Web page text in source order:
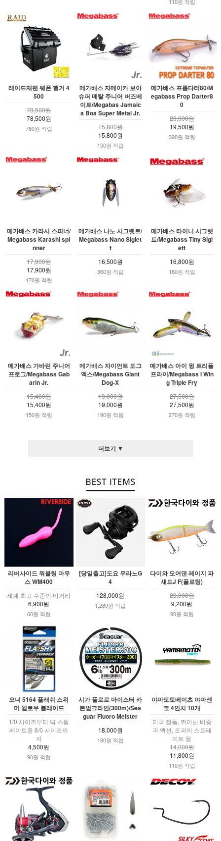
110원 적립
레이드재팬 웨폰 행거 4
500
78,500원
78,500원
780원 적립
메가배스 자메이카 보아
슈퍼 메탈 주니어 버즈베
이트/Megabas Jamaic
a Boa Super Metal Jr.
15,800원
15,800원
150원 적립
메가배스 프롭다터80/M
egabass Prop Darter8
0
20,000원
19,500원
390원 적립
메가배스 카라시 스피너/
Megabass Karashi spi
nner
17,900원
17,900원
170원 적립
메가배스 나노 시그렛트/
Megabass Nano Siglet
t
16,500원
360원 적립
메가배스 타이니 시그렛
트/Megabass Tiny Sigl
ett
16,800원
160원 적립
메가배스 가바린 주니어
프로그/Megabass Gab
arin Jr.
15,400원
15,400원
150원 적립
메가배스 자이언트 도그
엑스/Megabass Giant
Dog-X
19,000원
19,000원
190원 적립
메가배스 아이 윙 트리플
프라이/Megabass I Win
g Triple Fry
27,500원
27,500원
270원 적립
더보기 ▼
리버사이드 워블링 마우
스 WM400
세계 최고 수준의 비거리
6,900원
60원 적립
[당일출고]도요 우라노G
4
128,000원
1,280원 적립
다이와 모어댄 레이지 파
섀드J F(플로팅)
23,000원
9,200원
90원 적립
오너 5164 플래쉬 스위
머 윌로우 블레이드
1/0 사이즈부터 빅 스윔
베이트용 8/0 사이즈까
지
4,500원
90원 적립
시가 플로로 마이스터 카
본벌크라인(300m)/Sea
guar Fluoro Meister
18,000원
180원 적립
야마모토베이츠 야마센
코 4인치 10개
미국 정품, 뛰어난 비중
과 액션, 조과의 스트레
이트 웜
14,000원
11,800원
110원 적립